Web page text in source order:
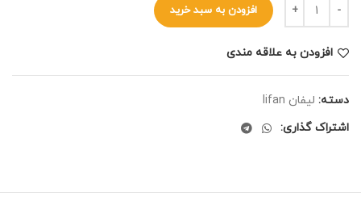
افزودن به سبد خرید
افزودن به علاقه مندی
دسته: لیفان lifan
اشتراک گذاری: